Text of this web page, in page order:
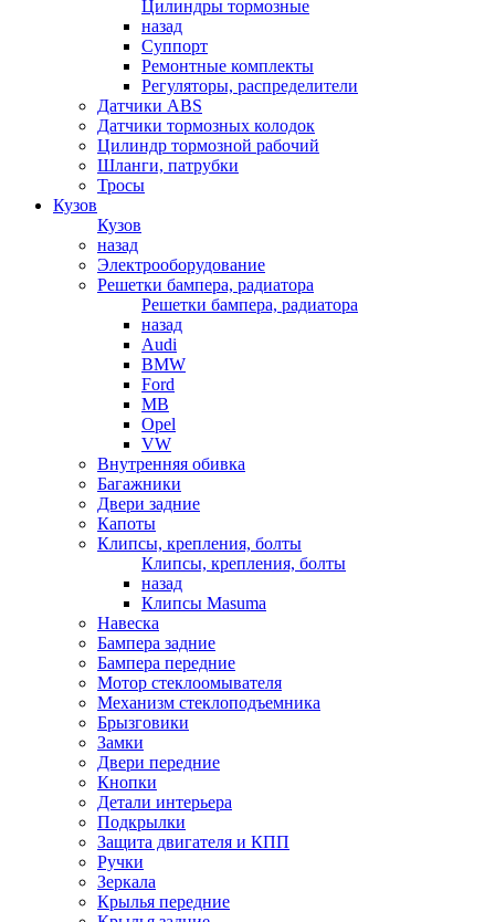
Цилиндры тормозные
назад
Суппорт
Ремонтные комплекты
Регуляторы, распределители
Датчики ABS
Датчики тормозных колодок
Цилиндр тормозной рабочий
Шланги, патрубки
Тросы
Кузов
Кузов
назад
Электрооборудование
Решетки бампера, радиатора
Решетки бампера, радиатора
назад
Audi
BMW
Ford
MB
Opel
VW
Внутренняя обивка
Багажники
Двери задние
Капоты
Клипсы, крепления, болты
Клипсы, крепления, болты
назад
Клипсы Masuma
Навеска
Бампера задние
Бампера передние
Мотор стеклоомывателя
Механизм стеклоподъемника
Брызговики
Замки
Двери передние
Кнопки
Детали интерьера
Подкрылки
Защита двигателя и КПП
Ручки
Зеркала
Крылья передние